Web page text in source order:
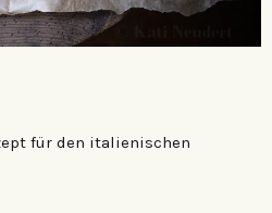
für den italienischen